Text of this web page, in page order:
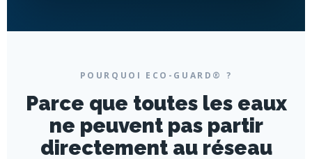
POURQUOI ECO-GUARD® ?
Parce que toutes les eaux
ne peuvent pas partir
directement au réseau